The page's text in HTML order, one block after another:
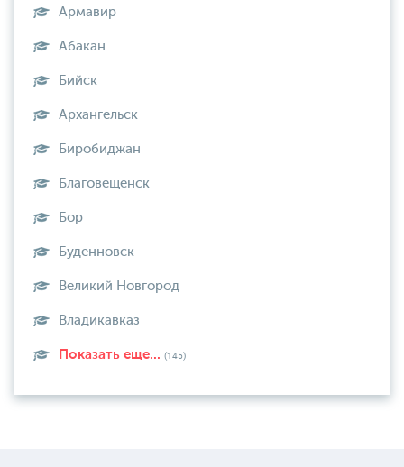
Армавир
Абакан
Бийск
Архангельск
Биробиджан
Благовещенск
Бор
Буденновск
Великий Новгород
Владикавказ
Показать еще... (145)